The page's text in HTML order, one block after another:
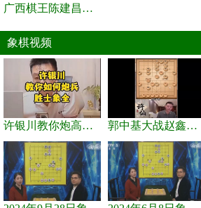
广西棋王陈建昌直播间
象棋视频
许银川教你炮高兵士象全如何赢士象全，简单四步即可 郭中基大战赵鑫鑫，许银川激情讲解